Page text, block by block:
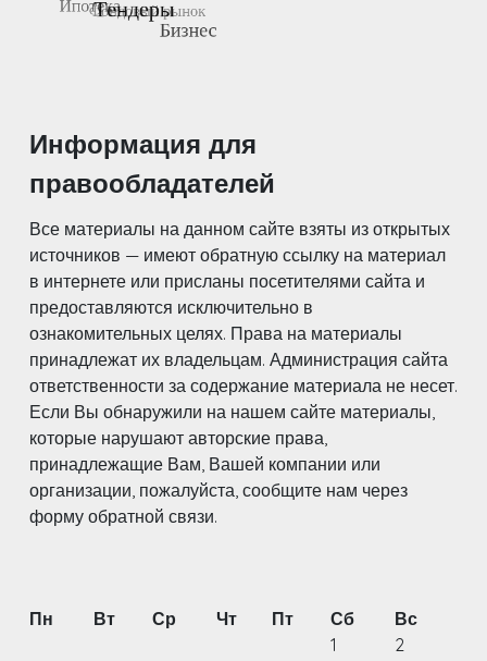
Информация для
правообладателей
Все материалы на данном сайте взяты из открытых
источников — имеют обратную ссылку на материал
в интернете или присланы посетителями сайта и
предоставляются исключительно в
ознакомительных целях. Права на материалы
принадлежат их владельцам. Администрация сайта
ответственности за содержание материала не несет.
Если Вы обнаружили на нашем сайте материалы,
которые нарушают авторские права,
принадлежащие Вам, Вашей компании или
организации, пожалуйста, сообщите нам через
форму обратной связи.
Пн Вт Ср Чт Пт Сб
Вс
1
2